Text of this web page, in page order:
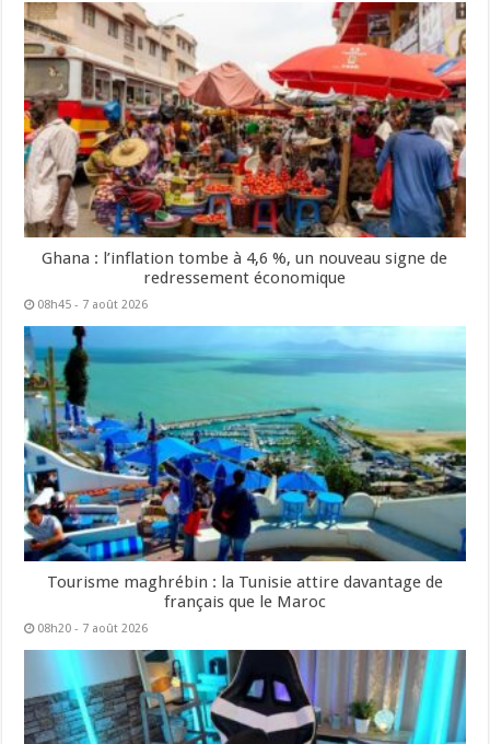
Ghana : l’inflation tombe à 4,6 %, un nouveau signe de
redressement économique
08h45 - 7 août 2026
Tourisme maghrébin : la Tunisie attire davantage de
français que le Maroc
08h20 - 7 août 2026